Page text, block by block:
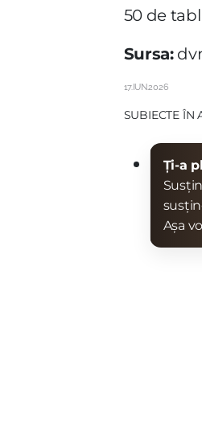
50 de
Sursa:
17.IUN.2026
SUBIECTE ÎN
Ți-a
Așa